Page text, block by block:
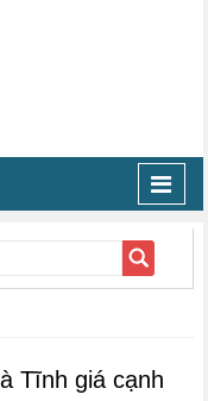
Tĩnh giá cạnh